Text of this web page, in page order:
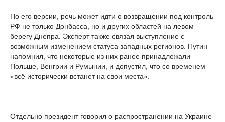
По его версии, речь может идти о возвращении под контроль
РФ не только Донбасса, но и других областей на левом
берегу Днепра. Эксперт также связал выступление с
возможным изменением статуса западных регионов. Путин
напомнил, что некоторые из них ранее принадлежали
Польше, Венгрии и Румынии, и допустил, что со временем
«всё исторически встанет на свои места».
Отдельно президент говорил о распространении на Украине